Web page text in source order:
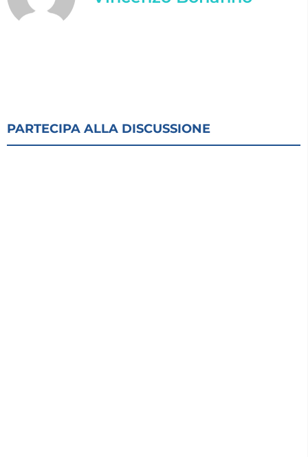
PARTECIPA ALLA DISCUSSIONE